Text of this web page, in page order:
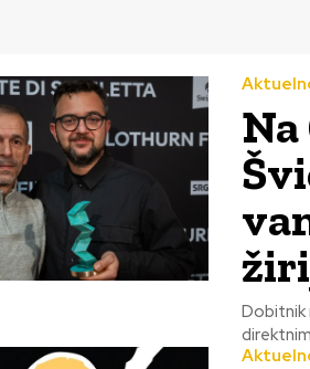
Dobitnik nagrade 2026. "Neće